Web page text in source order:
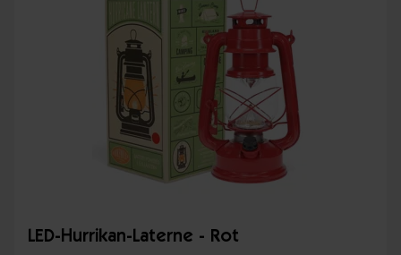
LED-Hurrikan-Laterne - Rot